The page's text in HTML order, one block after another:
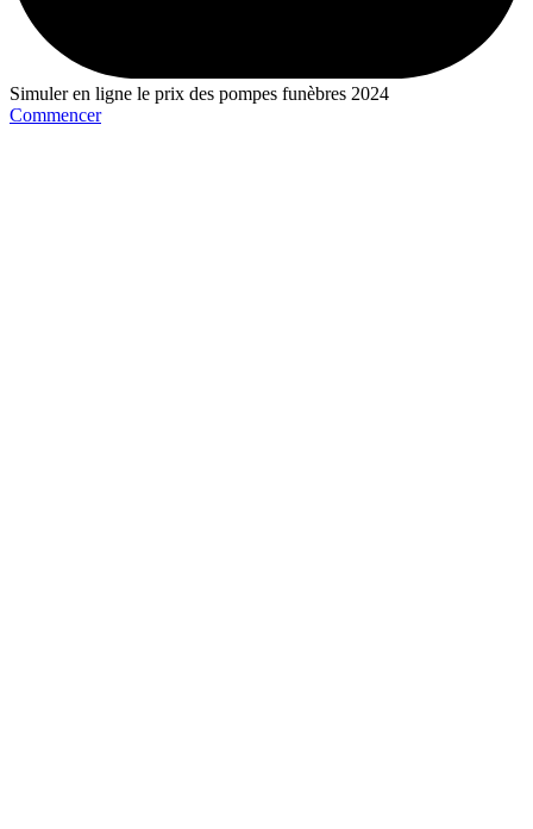
Simuler en ligne le prix des pompes funèbres 2024
Commencer